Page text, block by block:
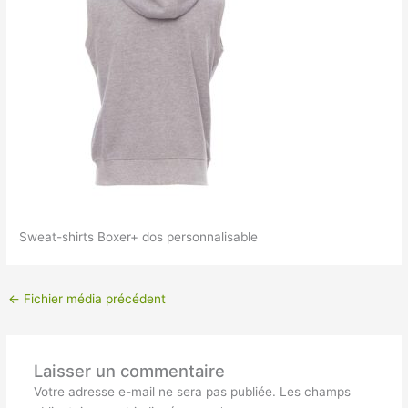
Sweat-shirts Boxer+ dos personnalisable
← Fichier média précédent
Laisser un commentaire
Votre adresse e-mail ne sera pas publiée. Les champs